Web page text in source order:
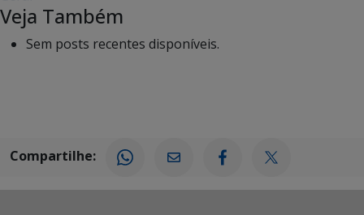
Veja Também
Sem posts recentes disponíveis.
Compartilhe: